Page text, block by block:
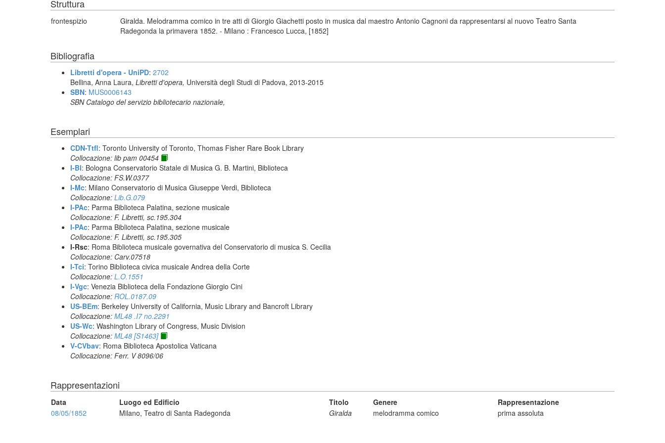
Struttura
frontespizio
Giralda. Melodramma comico in tre atti di Giorgio Giachetti posto in musica dal maestro Antonio Cagnoni da rappresentarsi al nuovo Teatro Santa
Radegonda la primavera 1852. - Milano : Francesco Lucca, [1852]
Bibliografia
Libretti d'opera - UniPD: 2702
Bellina, Anna Laura, Libretti d'opera, Università degli Studi di Padova, 2013-2015
SBN: MUS0006143
SBN Catalogo del servizio bibliotecario nazionale,
Esemplari
CDN-Ttfl: Toronto University of Toronto, Thomas Fisher Rare Book Library
Collocazione: lib pam 00454
I-Bl: Bologna Conservatorio Statale di Musica G. B. Martini, Biblioteca
Collocazione: FS.W.0377
I-Mc: Milano Conservatorio di Musica Giuseppe Verdi, Biblioteca
Collocazione: Lib.G.079
I-PAc: Parma Biblioteca Palatina, sezione musicale
Collocazione: F. Libretti, sc.195.304
I-PAc: Parma Biblioteca Palatina, sezione musicale
Collocazione: F. Libretti, sc.195.305
I-Rsc: Roma Biblioteca musicale governativa del Conservatorio di musica S. Cecilia
Collocazione: Carv.07518
I-Tci: Torino Biblioteca civica musicale Andrea della Corte
Collocazione: L.O.1551
I-Vgc: Venezia Biblioteca della Fondazione Giorgio Cini
Collocazione: ROL.0187.09
US-BEm: Berkeley University of California, Music Library and Bancroft Library
Collocazione: ML48 .I7 no.2291
US-Wc: Washington Library of Congress, Music Division
Collocazione: ML48 [S1463]
V-CVbav: Roma Biblioteca Apostolica Vaticana
Collocazione: Ferr. V 8096/06
Rappresentazioni
Data Luogo ed Edificio Titolo Genere
Rappresentazione
08/05/1852
Milano, Teatro di Santa Radegonda Giralda melodramma comico prima assoluta